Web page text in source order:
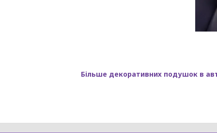
Більше декоративних подушок в